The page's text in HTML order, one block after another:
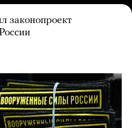
законопроект